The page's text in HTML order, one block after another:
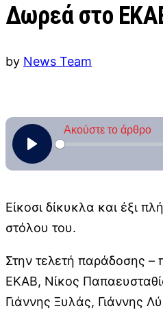
Δωρεά στο
by News Team
Είκοσι δίκυκλα και έξι
στόλου του.
Στην τελετή παράδοσης
ΕΚΑΒ, Νίκος
Γιάννης Ξυλάς, Γιάννης